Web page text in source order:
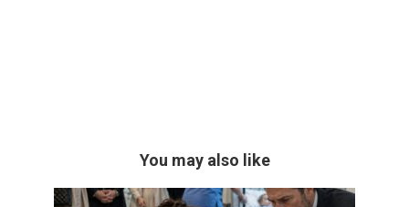
You may also like